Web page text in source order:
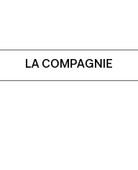
LA COMPAGNIE